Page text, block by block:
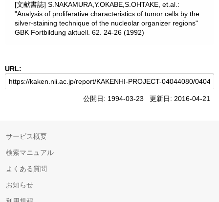
[文献書誌] S.NAKAMURA,Y.OKABE,S.OHTAKE, et.al.:
"Analysis of proliferative characteristics of tumor cells by the
silver-staining technique of the nucleolar organizer regions"
GBK Fortbildung aktuell. 62. 24-26 (1992)
URL:
公開日: 1994-03-23 更新日: 2016-04-21
サービス概要
検索マニュアル
よくある質問
お知らせ